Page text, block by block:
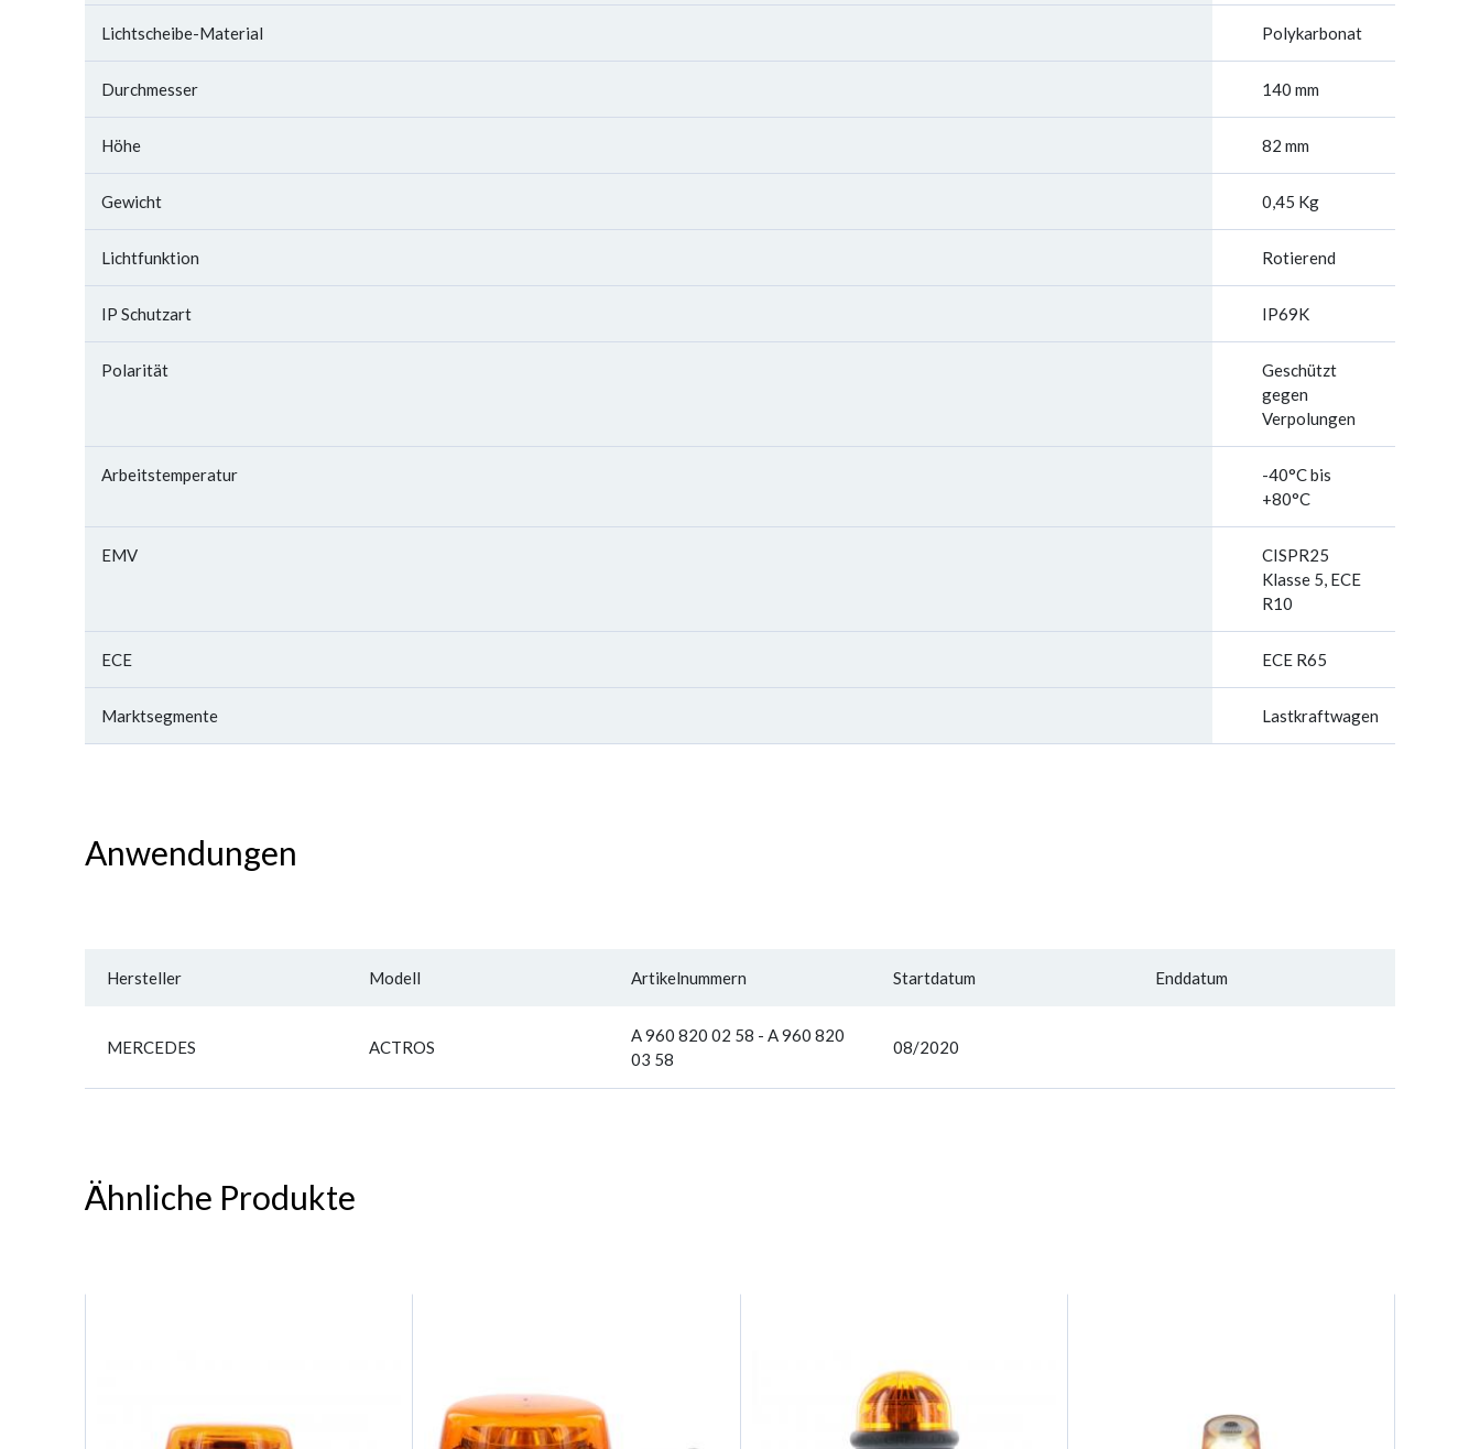
Lichtscheibe-Material Polykarbonat
Durchmesser 140 mm
Höhe 82 mm
Gewicht 0,45 Kg
Lichtfunktion Rotierend
IP Schutzart IP69K
Polarität
Geschützt
gegen
Verpolungen
Arbeitstemperatur
-40°C bis
+80°C
EMV
CISPR25
Klasse 5, ECE
R10
ECE ECE R65
Marktsegmente Lastkraftwagen
Anwendungen
Hersteller Modell Artikelnummern Startdatum Enddatum
MERCEDES ACTROS
A 960 820 02 58 - A 960 820
03 58
08/2020
Ähnliche Produkte